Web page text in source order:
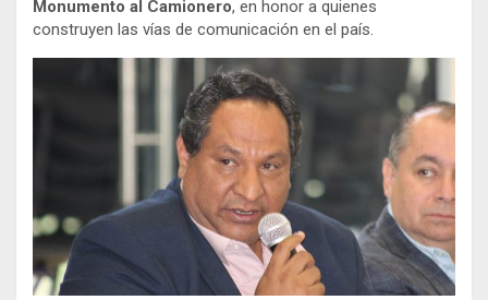
Monumento al Camionero, en honor a quienes
construyen las vías de comunicación en el país.